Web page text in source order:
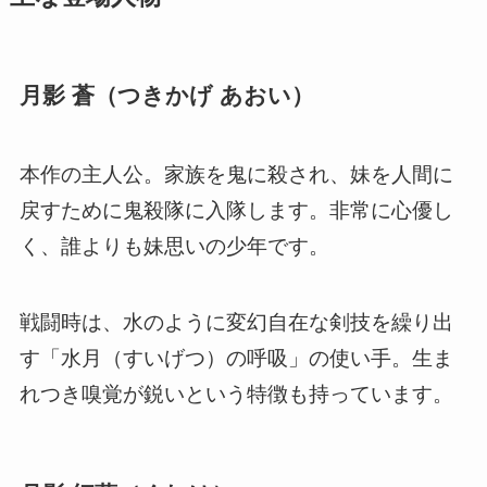
月影 蒼（つきかげ あおい）
本作の主人公。家族を鬼に殺され、妹を人間に
戻すために鬼殺隊に入隊します。非常に心優し
く、誰よりも妹思いの少年です。
戦闘時は、水のように変幻自在な剣技を繰り出
す「水月（すいげつ）の呼吸」の使い手。生ま
れつき嗅覚が鋭いという特徴も持っています。